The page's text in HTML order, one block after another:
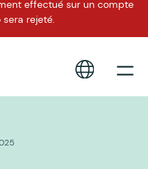
effectué sur un compte
rejeté.